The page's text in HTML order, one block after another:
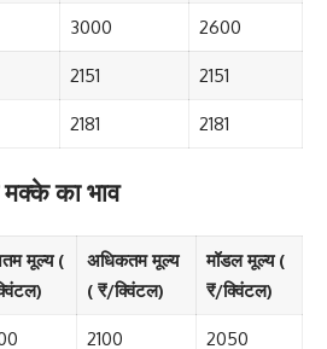
3000 2600
2151 2151
2181 2181
मक्के का भाव
मूल्य (
अधिकतम मूल्य
( ₹/क्विंटल)
मॉडल मूल्य (
₹/क्विंटल)
2100 2050